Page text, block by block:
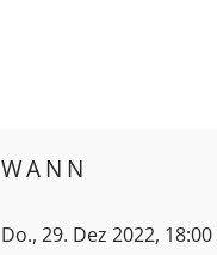
WANN
Do., 29. Dez 2022,